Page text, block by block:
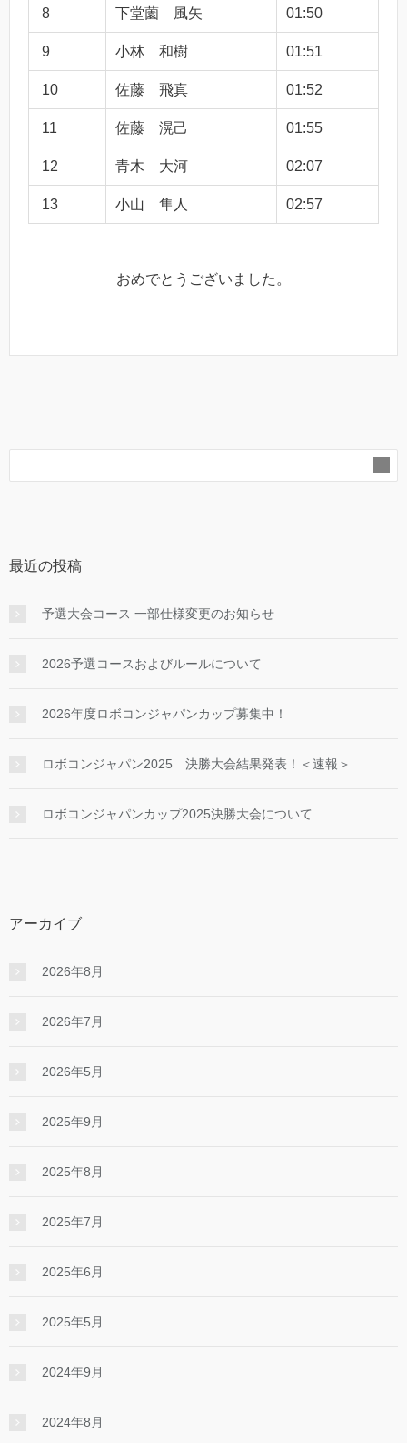
8 下堂薗 風矢 01:50
9 小林 和樹 01:51
10 佐藤 飛真 01:52
11 佐藤 滉己 01:55
12 青木 大河 02:07
13 小山 隼人 02:57
おめでとうございました。
最近の投稿
予選大会コース 一部仕様変更のお知らせ
2026予選コースおよびルールについて
2026年度ロボコンジャパンカップ募集中！
ロボコンジャパン2025 決勝大会結果発表！＜速報＞
ロボコンジャパンカップ2025決勝大会について
アーカイブ
2026年8月
2026年7月
2026年5月
2025年9月
2025年8月
2025年7月
2025年6月
2025年5月
2024年9月
2024年8月